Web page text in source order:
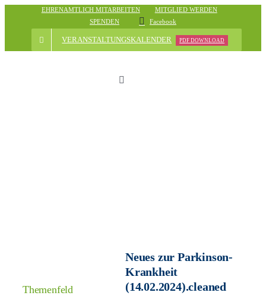
EHRENAMTLICH MITARBEITEN
MITGLIED WERDEN
SPENDEN
Facebook
VERANSTALTUNGSKALENDER PDF DOWNLOAD
Toggle
Informationen
Neues zur Parkinson-
Krankheit
(14.02.2024).cleaned
Themenfeld